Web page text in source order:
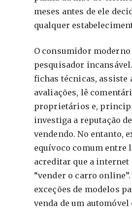
meses antes de ele
qualquer
O consumidor moderno
pesquisador
fichas técnicas, assiste
avaliações, lê
proprietários e,
investiga a reputação
vendendo. No entanto,
equívoco comum entre
acreditar que a internet
“vender o carro
exceções de modelos
venda de um